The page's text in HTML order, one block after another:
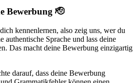
Bewerbung 🫡
kennenlernen, also zeig uns, wer du
Sprache und lass deine
Das macht deine Bewerbung einzigartig
darauf, dass deine Bewerbung